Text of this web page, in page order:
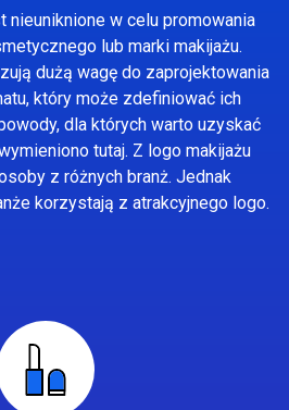
nieuniknione w celu promowania
lub marki makijażu.
dużą wagę do zaprojektowania
który może zdefiniować ich
dla których warto uzyskać
tutaj. Z logo makijażu
z różnych branż. Jednak
korzystają z atrakcyjnego logo.